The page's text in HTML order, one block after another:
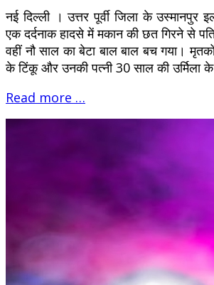
नई दिल्ली । उत्तर पूर्वी जिला के उस्मानपुर
एक दर्दनाक हादसे में मकान की छत गिरने से
वहीं नौ साल का बेटा बाल बाल बच गया।
के टिंकू और उनकी पत्नी 30 साल की उर्मिला
Read more …